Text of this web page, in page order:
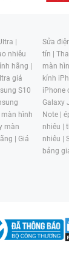
|
nhiêu
hãng |
giá
S10
màn hình
màn
| Giá
Sửa
tín |
màn
kính
iPhone
Galaxy
Note |
nhiêu |
nhiêu |
bảng